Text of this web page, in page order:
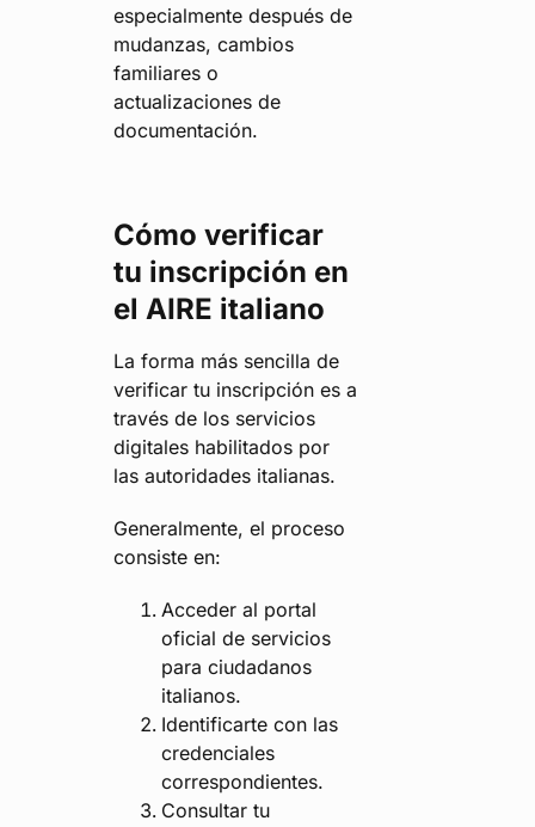
especialmente después de
mudanzas, cambios
familiares o
actualizaciones de
documentación.
Cómo verificar
tu inscripción en
el AIRE italiano
La forma más sencilla de
verificar tu inscripción es a
través de los servicios
digitales habilitados por
las autoridades italianas.
Generalmente, el proceso
consiste en:
Acceder al portal
oficial de servicios
para ciudadanos
italianos.
Identificarte con las
credenciales
correspondientes.
Consultar tu